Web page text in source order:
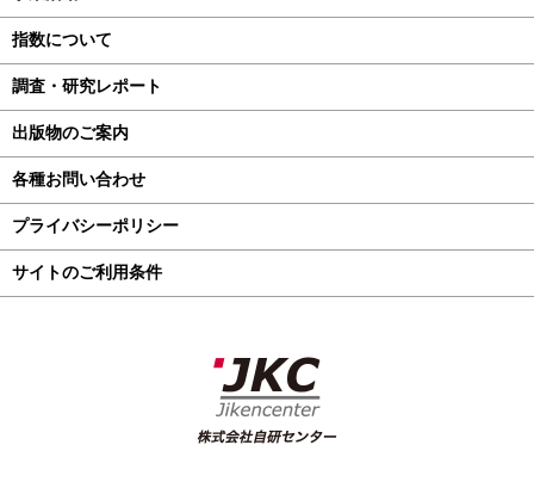
指数について
調査・研究レポート
出版物のご案内
各種お問い合わせ
プライバシーポリシー
サイトのご利用条件